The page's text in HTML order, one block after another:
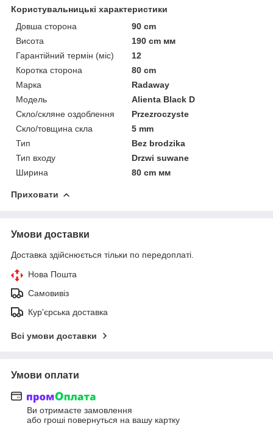
Користувальницькі характеристики
Довша сторона
90 cm
Висота
190 cm мм
Гарантійний термін (міс)
12
Коротка сторона
80 cm
Марка
Radaway
Мoдель
Alienta Black D
Скло/скляне оздоблення
Przezroczyste
Скло/товщина скла
5 mm
Тип
Bez brodzika
Тип входу
Drzwi suwane
Ширина
80 cm мм
Приховати
Умови доставки
Доставка здійснюється тільки по передоплаті.
Нова Пошта
Самовивіз
Кур'єрська доставка
Всі умови доставки
Умови оплати
Ви отримаєте замовлення
або гроші повернуться на вашу картку